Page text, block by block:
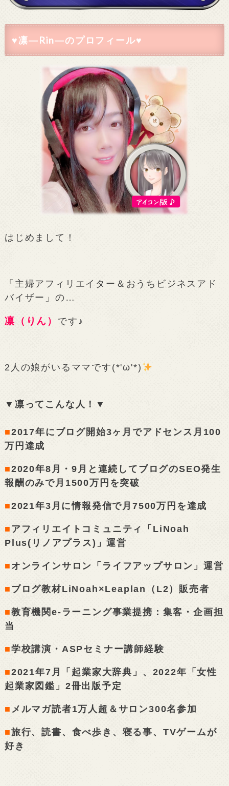
♥凛―Rin―のプロフィール♥
はじめまして！
「主婦アフィリエイター＆おうちビジネスアド
バイザー」の…
凛（りん） です♪
2人の娘がいるママです(*'ω'*)
▼凛ってこんな人！▼
■2017年にブログ開始3ヶ月でアドセンス月100
万円達成
■2020年8月・9月と連続してブログのSEO発生
報酬のみで月1500万円を突破
■2021年3月に情報発信で月7500万円を達成
■ アフィリエイトコミュニティ「LiNoah
Plus(リノアプラス)」運営
■ オンラインサロン「ライフアップサロン」運営
■ ブログ教材LiNoah×Leaplan（L2）販売者
■教育機関e-ラーニング事業提携：集客・企画担
当
■学校講演・ASPセミナー講師経験
■2021年7月「起業家大辞典」、2022年「女性
起業家図鑑」2冊出版予定
■ メルマガ読者1万人超＆サロン300名参加
■旅行、読書、食べ歩き、寝る事、TVゲームが
好き